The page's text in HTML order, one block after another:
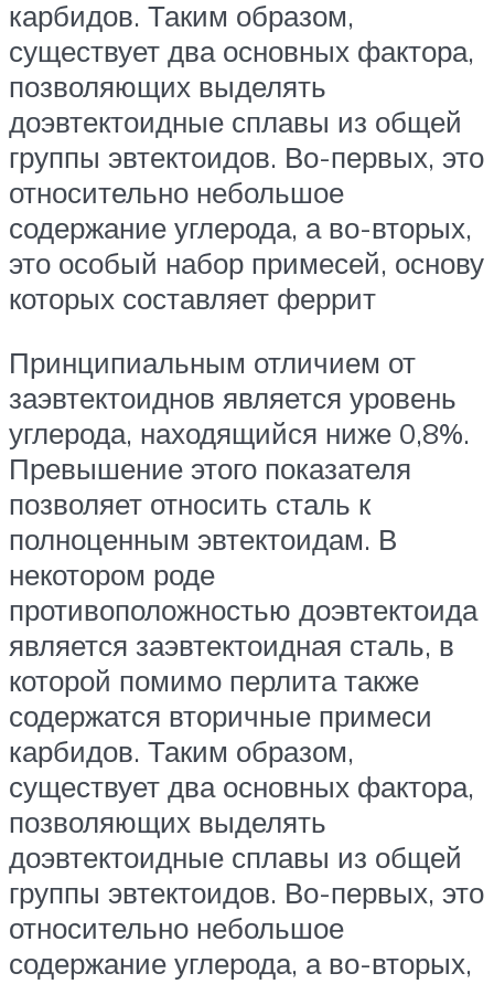
карбидов. Таким образом,
существует два основных фактора,
позволяющих выделять
доэвтектоидные сплавы из общей
группы эвтектоидов. Во-первых, это
относительно небольшое
содержание углерода, а во-вторых,
это особый набор примесей, основу
которых составляет феррит
Принципиальным отличием от
заэвтектоиднов является уровень
углерода, находящийся ниже 0,8%.
Превышение этого показателя
позволяет относить сталь к
полноценным эвтектоидам. В
некотором роде
противоположностью доэвтектоида
является заэвтектоидная сталь, в
которой помимо перлита также
содержатся вторичные примеси
карбидов. Таким образом,
существует два основных фактора,
позволяющих выделять
доэвтектоидные сплавы из общей
группы эвтектоидов. Во-первых, это
относительно небольшое
содержание углерода, а во-вторых,